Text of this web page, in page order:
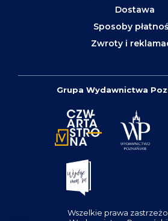
Dostawa
Sposoby
Zwroty i
Grupa Wydawnictwa
Wszelkie prawa